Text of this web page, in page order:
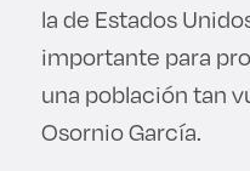
la de Estados
importante para
una población tan
Osornio García.